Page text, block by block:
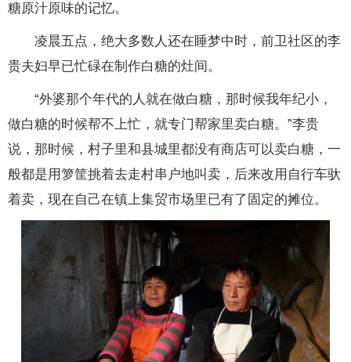
糖原汁原味的记忆。
凌晨五点，绝大多数人还在睡梦中时，前卫社区的李
贵夫妇早已忙碌在制作白糖的灶间。
“外婆那个年代的人就在做白糖，那时候我年纪小，
做白糖的时候帮不上忙，就专门帮家里卖白糖。”李贵
说，那时候，村子里和县城里都没有商店可以卖白糖，一
般都是用箩筐挑着去走村串户地叫卖，后来改用自行车驮
着卖，现在自己在镇上集贸市场里已有了固定的摊位。